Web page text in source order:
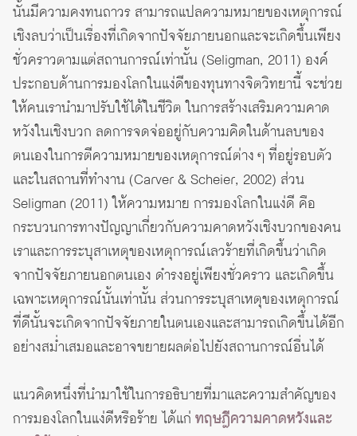
นั้นมีความคงทนถาวร สามารถแปลความหมายของเหตุการณ์
เชิงลบว่าเป็นเรื่องที่เกิดจากปัจจัยภายนอกและจะเกิดขึ้นเพียง
ชั่วคราวตามแต่สถานการณ์เท่านั้น (Seligman, 2011) องค์
ประกอบด้านการมองโลกในแง่ดีของทุนทางจิตวิทยานี้ จะช่วย
ให้คนเรานำมาปรับใช้ได้ในชีวิต ในการสร้างเสริมความคาด
หวังในเชิงบวก ลดการจดจ่ออยู่กับความคิดในด้านลบของ
ตนเองในการตีความหมายของเหตุการณ์ต่าง ๆ ที่อยู่รอบตัว
และในสถานที่ทำงาน (Carver & Scheier, 2002) ส่วน
Seligman (2011) ให้ความหมาย การมองโลกในแง่ดี คือ
กระบวนการทางปัญญาเกี่ยวกับความคาดหวังเชิงบวกของคน
เราและการระบุสาเหตุของเหตุการณ์เลวร้ายที่เกิดขึ้นว่าเกิด
จากปัจจัยภายนอกตนเอง ดำรงอยู่เพียงชั่วคราว และเกิดขึ้น
เฉพาะเหตุการณ์นั้นเท่านั้น ส่วนการระบุสาเหตุของเหตุการณ์
ที่ดีนั้นจะเกิดจากปัจจัยภายในตนเองและสามารถเกิดขึ้นได้อีก
อย่างสม่ำเสมอและอาจขยายผลต่อไปยังสถานการณ์อื่นได้
แนวคิดหนึ่งที่นำมาใช้ในการอธิบายที่มาและความสำคัญของ
การมองโลกในแง่ดีหรือร้าย ได้แก่ ทฤษฎีความคาดหวังและ